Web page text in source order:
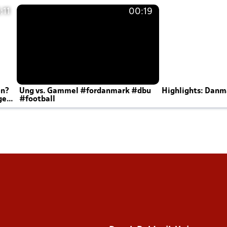
00:19
Ung vs. Gammel #fordanmark #dbu
#football
Highlights: